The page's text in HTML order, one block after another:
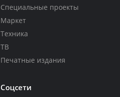
Специальные проекты
Маркет
Техника
ТВ
Печатные издания
Соцсети